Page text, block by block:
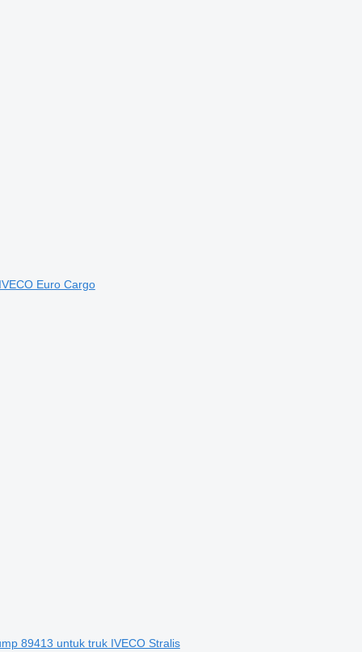
Euro Cargo
89413 untuk truk IVECO Stralis